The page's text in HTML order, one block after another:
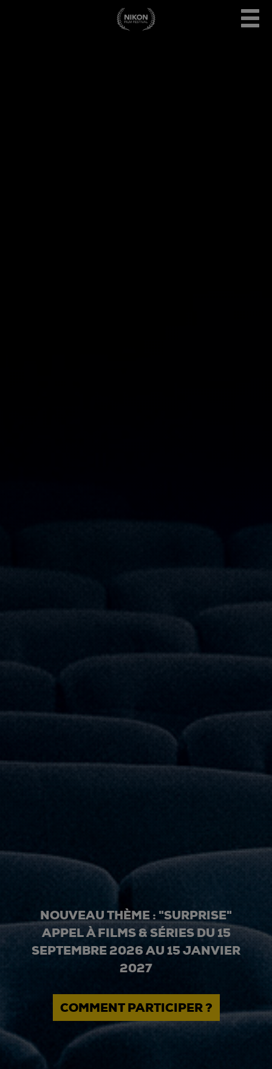
NOUVEAU THÈME : "SURPRISE"
APPEL À FILMS & SÉRIES DU 15
SEPTEMBRE 2026 AU 15 JANVIER
2027
COMMENT PARTICIPER ?